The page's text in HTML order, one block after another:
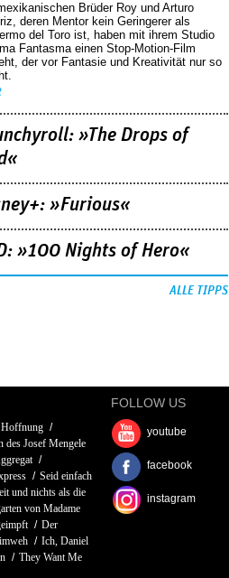
Brüder Roy und Arturo
deren Mentor kein Geringerer als
del Toro ist, haben mit ihrem Studio
Fantasma einen Stop-Motion-Film
der vor Fantasie und Kreativität nur so
»The Drops of
»Furious«
»100 Nights of Hero«
ALLE TIPPS
Hoffnung
des Josef Mengele
Seid einfach
und nichts als die
von Madame
Der
Ich, Daniel
They Want Me
FOLLOW US
youtube
facebook
instagram